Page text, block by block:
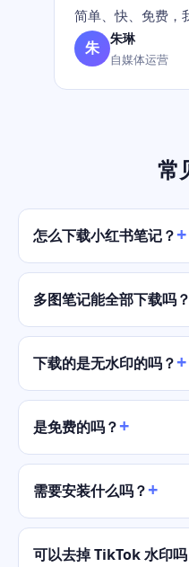
简单、快、免费，
朱 朱琳
自媒体运营
常
怎么下载小红书笔记？
多图笔记能全部下载吗？
下载的是无水印的吗？
是免费的吗？
需要安装什么吗？
可以去掉 TikTok 水印吗